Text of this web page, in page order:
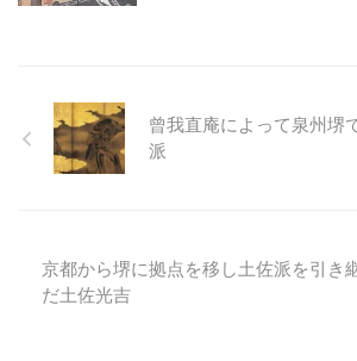
曾我直庵によって泉州堺
派
京都から堺に拠点を移し土佐派を引き
だ土佐光吉